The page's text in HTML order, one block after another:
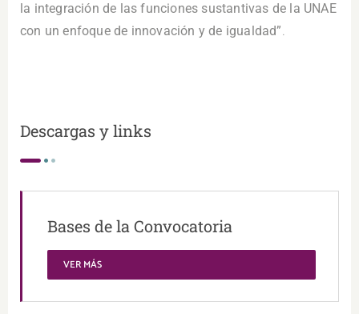
la integración de las funciones sustantivas de la UNAE
con un enfoque de innovación y de igualdad”.
Descargas y links
Bases de la Convocatoria
VER MÁS